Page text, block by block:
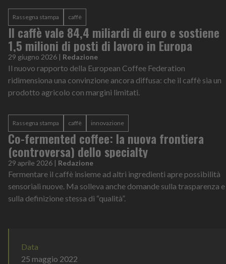
Rassegna stampa caffè
Il caffè vale 84,4 miliardi di euro e sostiene
1,5 milioni di posti di lavoro in Europa
29 giugno 2026 | Redazione
Il nuovo rapporto della European Coffee Federation
ridimensiona una convinzione ancora diffusa: che il caffè sia un
prodotto agricolo con margini limitati.
Rassegna stampa caffè innovazione
Co-fermented coffee: la nuova frontiera
(controversa) dello specialty
29 aprile 2026 | Redazione
Fermentare il caffè insieme ad altri ingredienti apre possibilità
sensoriali nuove. Ma solleva anche domande sulla trasparenza e
sulla definizione stessa di “qualità”.
Data
25 maggio 2022